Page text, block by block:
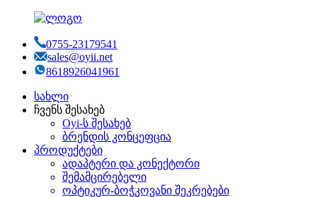
0755-23179541
sales@oyii.net
8618926041961
სახლი
ჩვენს შესახებ
Oyi-ს შესახებ
ბრენდის კონცეფცია
პროდუქტები
ადაპტერი და კონექტორი
შემამცირებელი
ოპტიკურ-ბოჭკოვანი შეკრებები